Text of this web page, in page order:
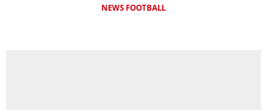
NEWS FOOTBALL